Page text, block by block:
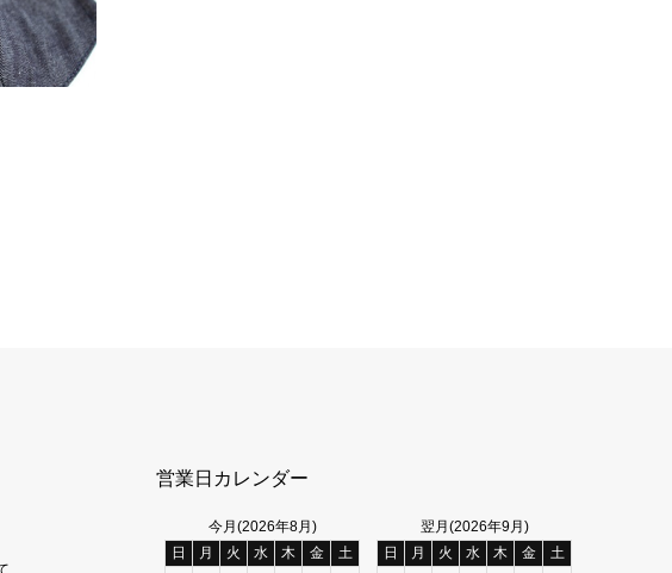
営業日カレンダー
今月(2026年8月)
日
月 火 水 木 金
土
翌月(2026年9月)
日
月 火 水 木 金
土